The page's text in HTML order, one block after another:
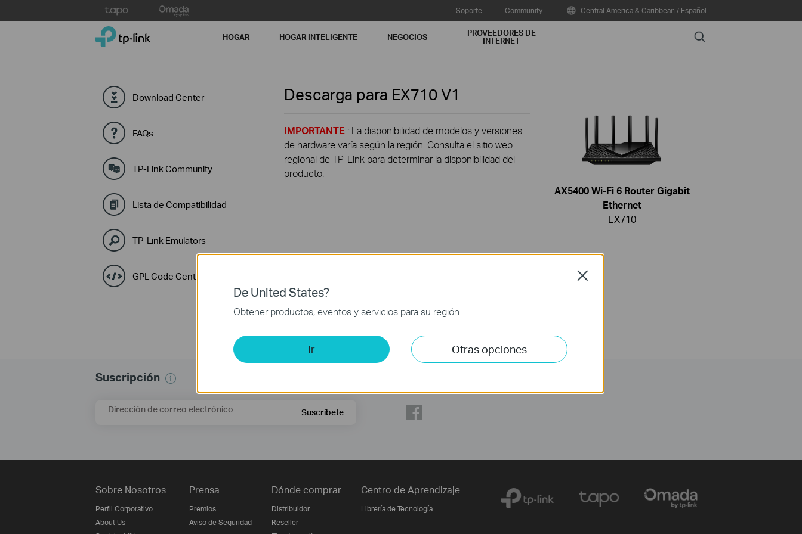
to
Soporte Community Central America & Caribbean / Español
TP-Link, Reliably Smart HOGAR HOGAR INTELIGENTE NEGOCIOS PROVEEDORES DE
INTERNET Search
Download Center
FAQs
TP-Link Community
Lista de Compatibilidad
TP-Link Emulators
GPL Code Center
Descarga para EX710V1
IMPORTANTE : La disponibilidad de modelos y versiones
de hardware varía según la región. Consulta el sitio web
regional de TP-Link para determinar la disponibilidad del
producto.
AX5400 Wi-Fi 6 Router Gigabit
Ethernet
EX710
Suscripción
Dirección de correo electrónico Suscríbete
Sobre Nosotros
Perfil Corporativo
About Us
Prensa
Premios
Aviso de Seguridad
Dónde comprar
Distribuidor
Reseller
Centro de Aprendizaje
Librería de Tecnología
De United States?
Obtener productos, eventos y servicios para su región.
Ir Otras opciones
Close